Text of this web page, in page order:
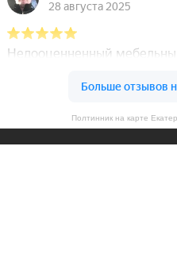
Полтинник на карте